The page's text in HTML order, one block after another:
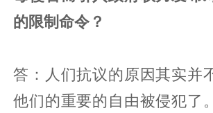
的限制命令？
答：人们抗议的原因其实并
他们的重要的自由被侵犯了